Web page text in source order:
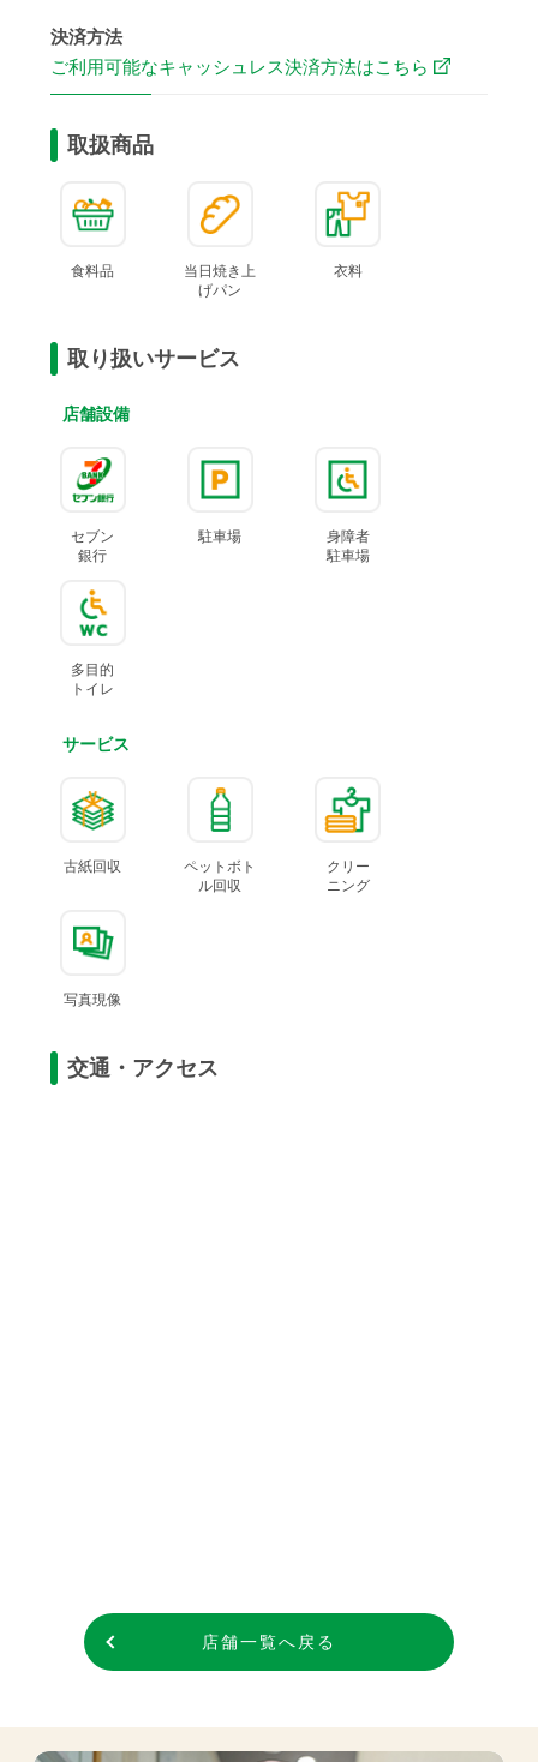
決済方法
ご利用可能なキャッシュレス決済方法はこちら
取扱商品
食料品
当日焼き上
げパン
衣料
取り扱いサービス
店舗設備
セブン
銀行
駐車場
身障者
駐車場
多目的
トイレ
サービス
古紙回収
ペットボト
ル回収
クリー
ニング
写真現像
交通・アクセス
店舗一覧へ戻る